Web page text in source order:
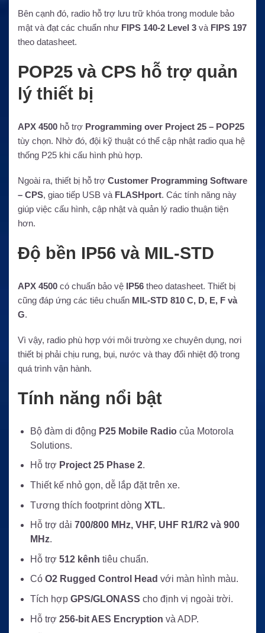
Bên cạnh đó, radio hỗ trợ lưu trữ khóa trong module bảo
mật và đạt các chuẩn như FIPS 140-2 Level 3 và FIPS 197
theo datasheet.
POP25 và CPS hỗ trợ quản
lý thiết bị
APX 4500 hỗ trợ Programming over Project 25 – POP25
tùy chọn. Nhờ đó, đội kỹ thuật có thể cập nhật radio qua hệ
thống P25 khi cấu hình phù hợp.
Ngoài ra, thiết bị hỗ trợ Customer Programming Software
– CPS, giao tiếp USB và FLASHport. Các tính năng này
giúp việc cấu hình, cập nhật và quản lý radio thuận tiện
hơn.
Độ bền IP56 và MIL-STD
APX 4500 có chuẩn bảo vệ IP56 theo datasheet. Thiết bị
cũng đáp ứng các tiêu chuẩn MIL-STD 810 C, D, E, F và
G.
Vì vậy, radio phù hợp với môi trường xe chuyên dụng, nơi
thiết bị phải chịu rung, bụi, nước và thay đổi nhiệt độ trong
quá trình vận hành.
Tính năng nổi bật
Bộ đàm di động P25 Mobile Radiocủa Motorola
Solutions.
Hỗ trợ Project 25 Phase 2.
Thiết kế nhỏ gọn, dễ lắp đặt trên xe.
Tương thích footprint dòng XTL.
Hỗ trợ dải 700/800 MHz, VHF, UHF R1/R2 và 900
MHz.
Hỗ trợ 512 kênh tiêu chuẩn.
Có O2 Rugged Control Head với màn hình màu.
Tích hợp GPS/GLONASS cho định vị ngoài trời.
Hỗ trợ 256-bit AES Encryption và ADP.